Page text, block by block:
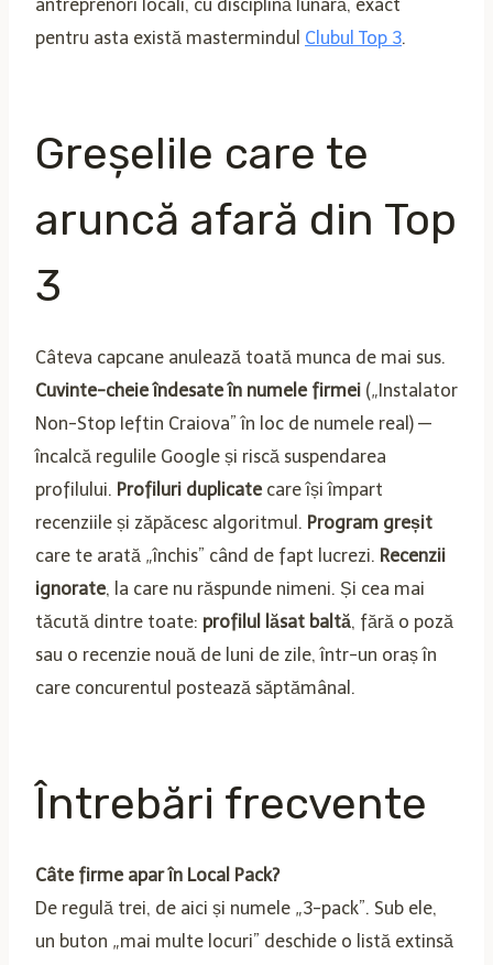
antreprenori locali, cu disciplină lunară, exact
pentru asta există mastermindul Clubul Top 3.
Greșelile care te
aruncă afară din Top
3
Câteva capcane anulează toată munca de mai sus.
Cuvinte-cheie îndesate în numele firmei („Instalator
Non-Stop Ieftin Craiova” în loc de numele real) —
încalcă regulile Google și riscă suspendarea
profilului. Profiluri duplicatecare își împart
recenziile și zăpăcesc algoritmul. Program greșit
care te arată „închis” când de fapt lucrezi. Recenzii
ignorate, la care nu răspunde nimeni. Și cea mai
tăcută dintre toate: profilul lăsat baltă, fără o poză
sau o recenzie nouă de luni de zile, într-un oraș în
care concurentul postează săptămânal.
Întrebări frecvente
Câte firme apar în Local Pack?
De regulă trei, de aici și numele „3-pack”. Sub ele,
un buton „mai multe locuri” deschide o listă extinsă